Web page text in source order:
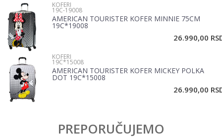
Poruka
POŠALJI
KOFERI
19C-19008
AMERICAN TOURISTER KOFER MINNIE 75CM
19C*19008
26.990,00
KOFERI
19C*15008
AMERICAN TOURISTER KOFER MICKEY POLKA
DOT 19C*15008
26.990,00
PREPORUČUJEMO